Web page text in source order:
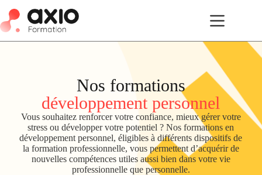
Nos formations
développement personnel
Vous souhaitez renforcer votre confiance, mieux gérer votre
stress ou développer votre potentiel ? Nos formations en
développement personnel, éligibles à différents dispositifs de
la formation professionnelle, vous permettent d’acquérir de
nouvelles compétences utiles aussi bien dans votre vie
professionnelle que personnelle.